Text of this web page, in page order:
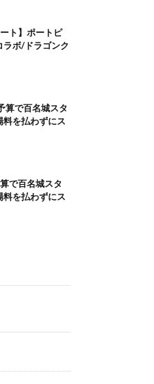
ト】ポートピ
ラボ/ドラゴンク
算で百名城スタ
料を払わずにス
で百名城スタ
料を払わずにス